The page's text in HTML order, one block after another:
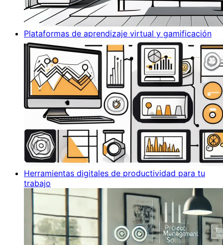
Plataformas de aprendizaje virtual y gamificación
Herramientas digitales de productividad para tu
trabajo